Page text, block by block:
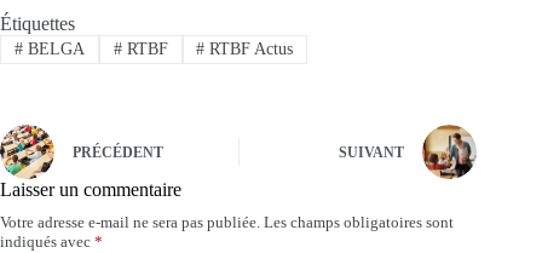
Étiquettes
#BELGA #RTBF # RTBF Actus
PRÉCÉDENT SUIVANT
Laisser un commentaire
Votre adresse e-mail ne sera pas publiée. Les champs obligatoires sont
indiqués avec *